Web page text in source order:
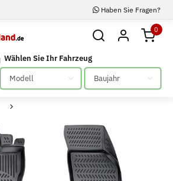
Haben Sie Fragen?
0
Wählen Sie Ihr Fahrzeug
Bitte auswählen Bitte auswählen